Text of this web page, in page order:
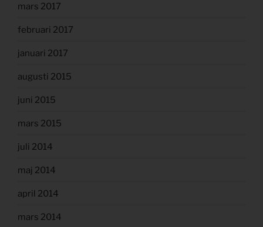
mars 2017
februari 2017
januari 2017
augusti 2015
juni 2015
mars 2015
juli 2014
maj 2014
april 2014
mars 2014